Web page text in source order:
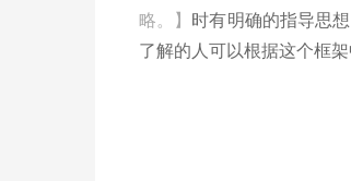
略。】 时有明确的指导思
了解的人可以根据这个框架